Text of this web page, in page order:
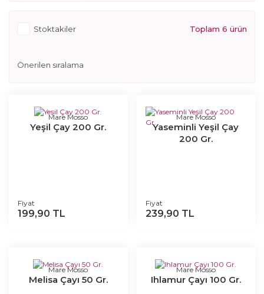
Stoktakiler Toplam 6 ürün
Mare Mosso
Yeşil Çay 200 Gr.
Fiyat
199,90 TL
Mare Mosso
Yaseminli Yeşil Çay
200 Gr.
Fiyat
239,90 TL
Mare Mosso
Melisa Çayı 50 Gr.
Mare Mosso
Ihlamur Çayı 100 Gr.